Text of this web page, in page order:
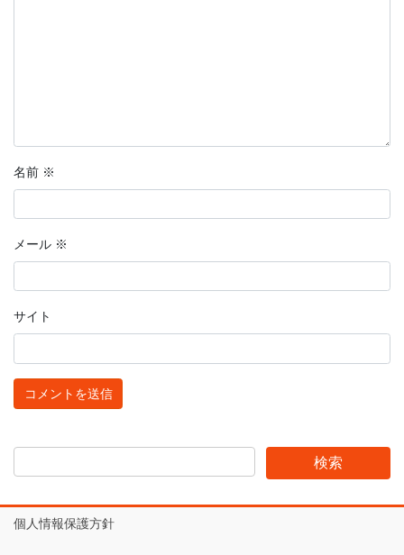
名前 ※
メール ※
サイト
個人情報保護方針